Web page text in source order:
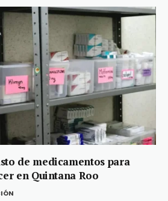
de medicamentos para
en Quintana Roo